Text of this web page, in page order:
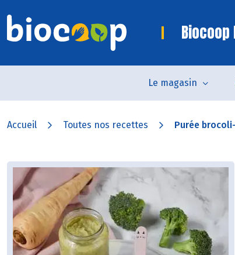
Biocoop
Le magasin
Accueil Toutes nos recettes Purée